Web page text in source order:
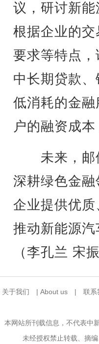
议，研讨新
根据企业的
要求等特点
中长期贷款
低消耗的金
户的融资成
未来，邮
深耕绿色金
企业提供优
推动新能源
（李孔兰 宋
关于我们 | About us | 联系
本网站所刊载信息，不代表中
未经授权禁止转载、摘